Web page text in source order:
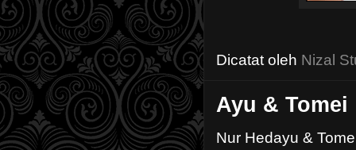
Dicatat oleh Nizal
Ayu & Tomei
Nur Hedayu &